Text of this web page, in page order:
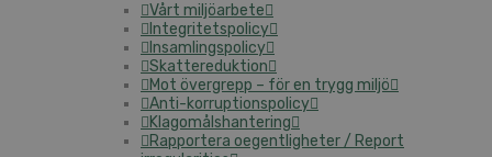
Vårt miljöarbete
Integritetspolicy
Insamlingspolicy
Skattereduktion
Mot övergrepp – för en trygg miljö
Anti-korruptionspolicy
Klagomålshantering
Rapportera oegentligheter / Report